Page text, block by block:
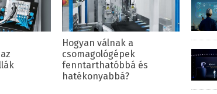
Hogyan válnak a
csomagológépek
fenntarthatóbbá és
hatékonyabbá?